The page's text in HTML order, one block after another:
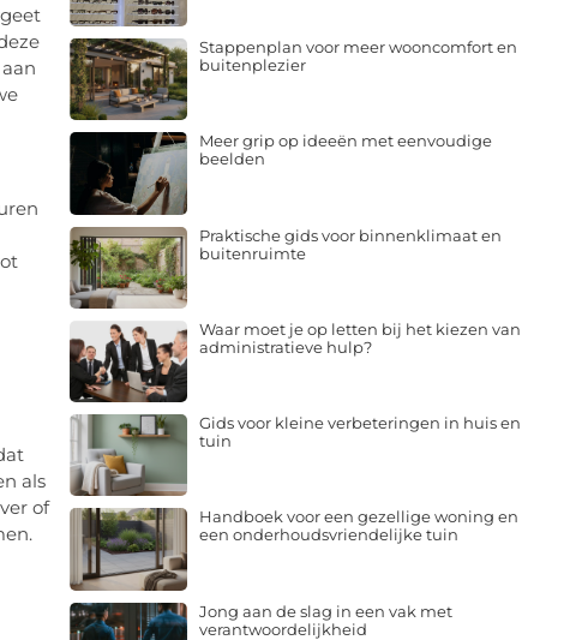
als
of
Stappenplan voor meer wooncomfort en
buitenplezier
Meer grip op ideeën met eenvoudige
beelden
Praktische gids voor binnenklimaat en
buitenruimte
Waar moet je op letten bij het kiezen van
administratieve hulp?
Gids voor kleine verbeteringen in huis en
tuin
Handboek voor een gezellige woning en
een onderhoudsvriendelijke tuin
Jong aan de slag in een vak met
verantwoordelijkheid